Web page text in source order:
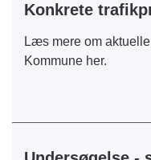
Konkrete
Læs mere om
Kommune her.